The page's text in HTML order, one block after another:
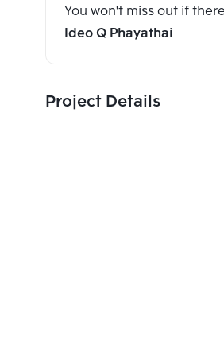
You won't miss out if
Ideo Q Phayathai
Project Details